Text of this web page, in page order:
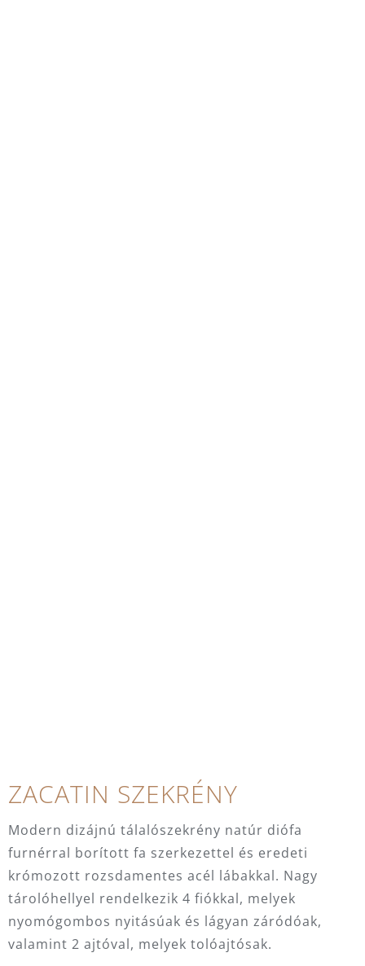
ZACATIN SZEKRÉNY
Modern dizájnú tálalószekrény natúr diófa
furnérral borított fa szerkezettel és eredeti
krómozott rozsdamentes acél lábakkal. Nagy
tárolóhellyel rendelkezik 4 fiókkal, melyek
nyomógombos nyitásúak és lágyan záródóak,
valamint 2 ajtóval, melyek tolóajtósak.